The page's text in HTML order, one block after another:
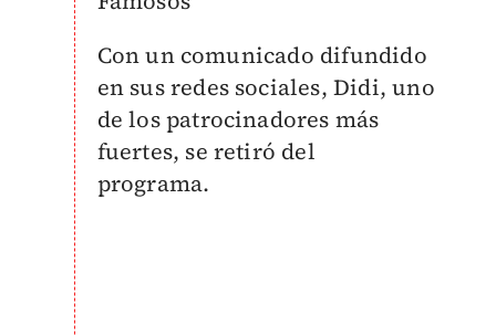
Con un comunicado difundido
en sus redes sociales, Didi, uno
de los patrocinadores más
fuertes, se retiró del
programa.